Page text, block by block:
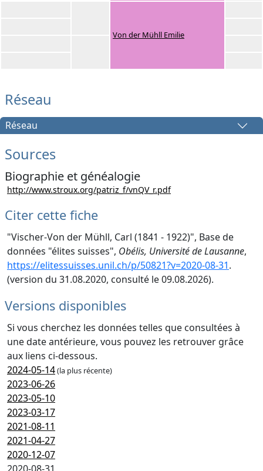
Von der Mühll Emilie
Réseau
Réseau
Sources
Biographie et généalogie
http://www.stroux.org/patriz_f/vnQV_r.pdf
Citer cette fiche
"Vischer-Von der Mühll, Carl (1841 - 1922)", Base de
données "élites suisses", Obélis, Université de Lausanne,
https://elitessuisses.unil.ch/p/50821?v=2020-08-31.
(version du 31.08.2020, consulté le 09.08.2026).
Versions disponibles
Si vous cherchez les données telles que consultées à
une date antérieure, vous pouvez les retrouver grâce
aux liens ci-dessous.
2024-05-14(la plus récente)
2023-06-26
2023-05-10
2023-03-17
2021-08-11
2021-04-27
2020-12-07
2020-08-31